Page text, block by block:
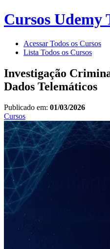
Cursos Udemy
Acessar Todos os Cursos
Lista Todos os Cursos
Investigação
Dados Telemáticos
Publicado em: 01/03/2026
Cursos